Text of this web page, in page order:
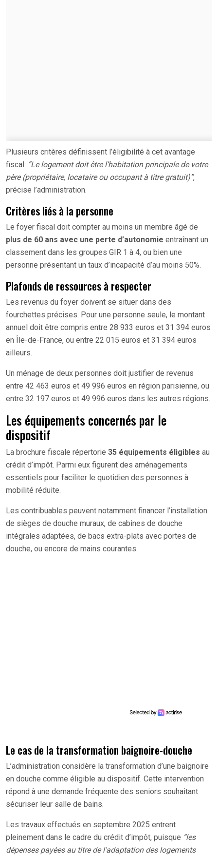
Plusieurs critères définissent l’éligibilité à cet avantage
fiscal. “Le logement doit être l’habitation principale de votre
père (propriétaire, locataire ou occupant à titre gratuit)”,
précise l’administration.
Critères liés à la personne
Le foyer fiscal doit compter au moins un membre âgé de
plus de 60 ans avec une perte d’autonomie entraînant un
classement dans les groupes GIR 1 à 4, ou bien une
personne présentant un taux d’incapacité d’au moins 50%.
Plafonds de ressources à respecter
Les revenus du foyer doivent se situer dans des
fourchettes précises. Pour une personne seule, le montant
annuel doit être compris entre 28 933 euros et 31 394 euros
en Île-de-France, ou entre 22 015 euros et 31 394 euros
ailleurs.
Un ménage de deux personnes doit justifier de revenus
entre 42 463 euros et 49 996 euros en région parisienne, ou
entre 32 197 euros et 49 996 euros dans les autres régions.
Les équipements concernés par le
dispositif
La brochure fiscale répertorie 35 équipements éligibles au
crédit d’impôt. Parmi eux figurent des aménagements
essentiels pour faciliter le quotidien des personnes à
mobilité réduite.
Les contribuables peuvent notamment financer l’installation
de sièges de douche muraux, de cabines de douche
intégrales adaptées, de bacs extra-plats avec portes de
douche, ou encore de mains courantes.
Le cas de la transformation baignoire-douche
L’administration considère la transformation d’une baignoire
en douche comme éligible au dispositif. Cette intervention
répond à une demande fréquente des seniors souhaitant
sécuriser leur salle de bains.
Les travaux effectués en septembre 2025 entrent
pleinement dans le cadre du crédit d’impôt, puisque “les
dépenses payées au titre de l’adaptation des logements